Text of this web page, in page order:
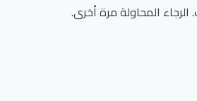
المحاولة مرة أخرى.